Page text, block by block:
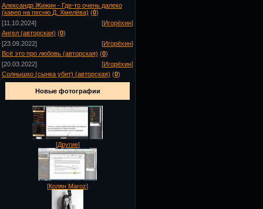
Александр Жижин - Где-то очень далеко
(кавер на песню Д. Хмелёва) (0)
[11.10.2024]
[Игорёхин]
Ангел (авторская) (0)
[23.09.2022]
[Игорёхин]
Всё это про любовь (авторская) (0)
[20.03.2022]
[Игорёхин]
Солнышко (сынка убит) (авторская) (0)
Новые фотографии
[Другие]
[Колян Maroz]